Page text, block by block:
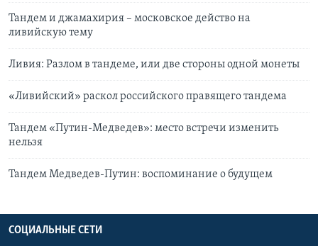
Тандем и джамахирия – московское действо на
ливийскую тему
Ливия: Разлом в тандеме, или две стороны одной монеты
«Ливийский» раскол российского правящего тандема
Тандем «Путин-Медведев»: место встречи изменить
нельзя
Тандем Медведев-Путин: воспоминание о будущем
СОЦИАЛЬНЫЕ СЕТИ